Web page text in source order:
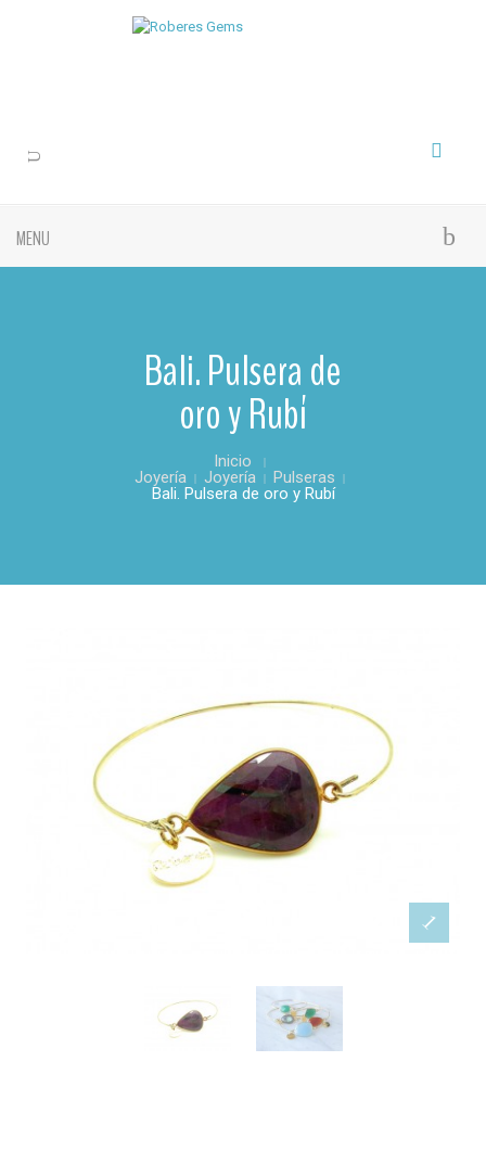
MENU
Bali. Pulsera de
oro y Rubí
Inicio
Joyería
Joyería
Pulseras
Bali. Pulsera de oro y Rubí